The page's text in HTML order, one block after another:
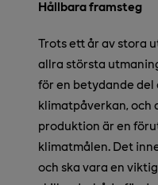
Hållbara framsteg
Trots ett år av stora
allra största
för en betydande del
klimatpåverkan, och
produktion är en
klimatmålen. Det
och ska vara en